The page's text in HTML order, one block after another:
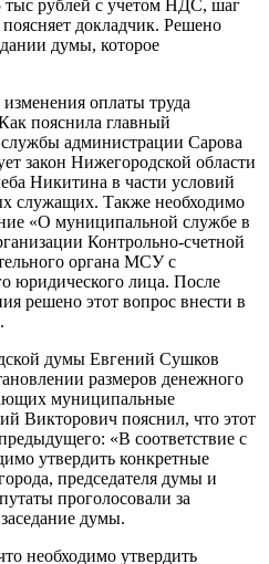
рублей с учетом НДС, шаг
докладчик. Решено
думы, которое
оплаты труда
пояснила главный
администрации Сарова
закон Нижегородской области
Никитина в части условий
служащих. Также необходимо
«О муниципальной службе в
Контрольно-счетной
органа МСУ с
юридического лица. После
решено этот вопрос внести в
думы Евгений Сушков
размеров денежного
муниципальные
Викторович пояснил, что этот
«В соответствие с
утвердить конкретные
председателя думы и
проголосовали за
думы.
необходимо утвердить